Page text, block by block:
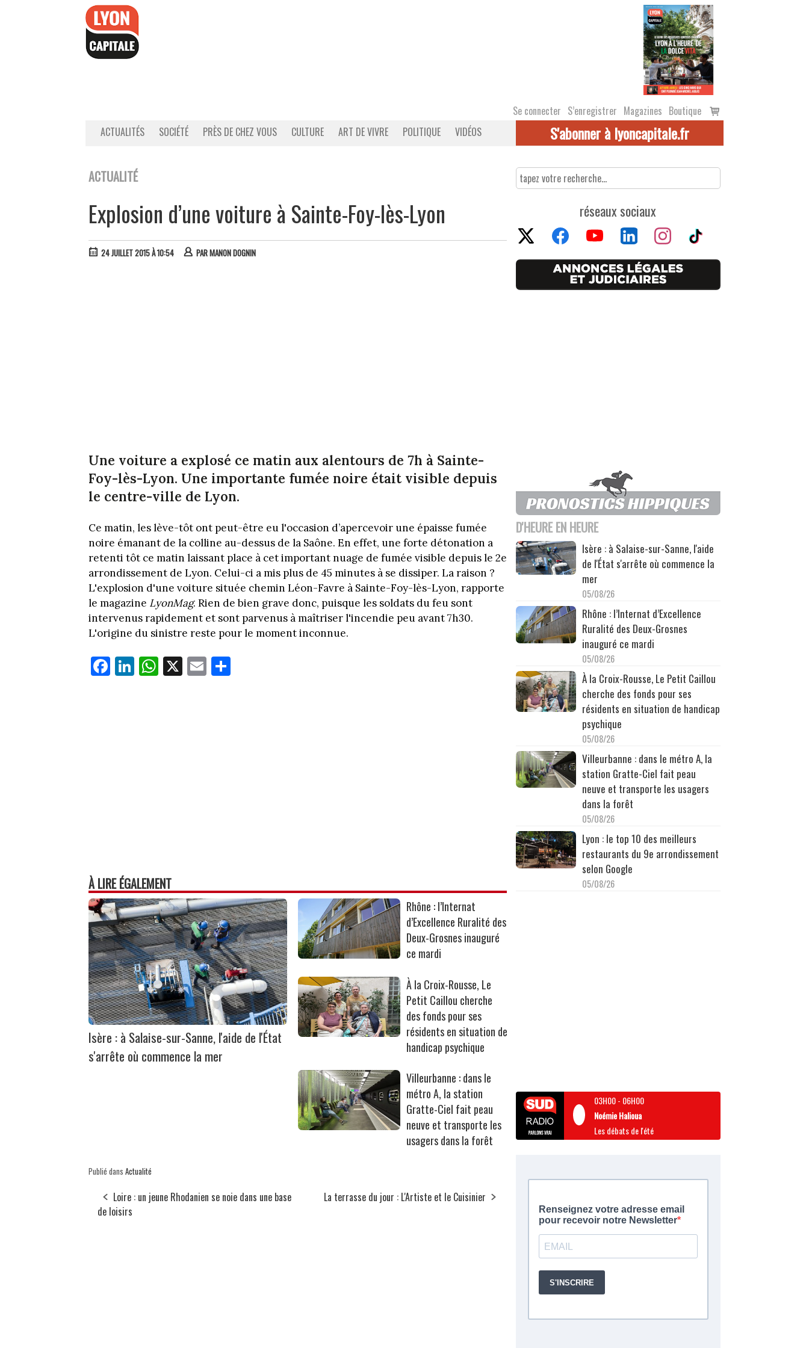
Se connecter S’enregistrer Magazines Boutique
Voir
le
ACTUALITÉS SOCIÉTÉ PRÈS DE CHEZ VOUS CULTURE ART DE VIVRE POLITIQUE VIDÉOS S'abonner à lyoncapitale.fr
ACTUALITÉ
Explosion d’une voiture à Sainte-Foy-lès-Lyon
24 JUILLET 2015 À 10:54 PARMANON DOGNIN
Une voiture a explosé ce matin aux alentours de 7h à Sainte-
Foy-lès-Lyon. Une importante fumée noire était visible depuis
le centre-ville de Lyon.
Ce matin, les lève-tôt ont peut-être eu l'occasion d’apercevoir une épaisse fumée
noire émanant de la colline au-dessus de la Saône. En effet, une forte détonation a
retenti tôt ce matin laissant place à cet important nuage de fumée visible depuis le 2e
arrondissement de Lyon. Celui-ci a mis plus de 45 minutes à se dissiper. La raison ?
L'explosion d'une voiture située chemin Léon-Favre à Sainte-Foy-lès-Lyon, rapporte
le magazine LyonMag. Rien de bien grave donc, puisque les soldats du feu sont
intervenus rapidement et sont parvenus à maîtriser l'incendie peu avant 7h30.
L'origine du sinistre reste pour le moment inconnue.
Fa
ce
Li
nk
W
ha
X E
m
À LIRE ÉGALEMENT
Isère : à Salaise-sur-Sanne, l'aide de l'État
s'arrête où commence la mer
Rhône : l’Internat
d’Excellence Ruralité des
Deux-Grosnes inauguré
ce mardi
À la Croix-Rousse, Le
Petit Caillou cherche
des fonds pour ses
résidents en situation de
handicap psychique
Villeurbanne : dans le
métro A, la station
Gratte-Ciel fait peau
neuve et transporte les
usagers dans la forêt
Publié dans Actualité
Loire : un jeune Rhodanien se noie dans une base
de loisirs
La terrasse du jour : L'Artiste et le Cuisinier
réseaux sociaux
D'HEURE EN HEURE
Isère : à Salaise-sur-Sanne, l'aide
de l'État s'arrête où commence la
mer
05/08/26
Rhône : l’Internat d’Excellence
Ruralité des Deux-Grosnes
inauguré ce mardi
05/08/26
À la Croix-Rousse, Le Petit Caillou
cherche des fonds pour ses
résidents en situation de handicap
psychique
05/08/26
Villeurbanne : dans le métro A, la
station Gratte-Ciel fait peau
neuve et transporte les usagers
dans la forêt
05/08/26
Lyon : le top 10 des meilleurs
restaurants du 9e arrondissement
selon Google
05/08/26
03H00- 06H00
Noémie Halioua
Les débats de l'été